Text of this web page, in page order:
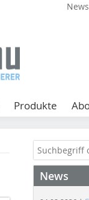
Produkte
News